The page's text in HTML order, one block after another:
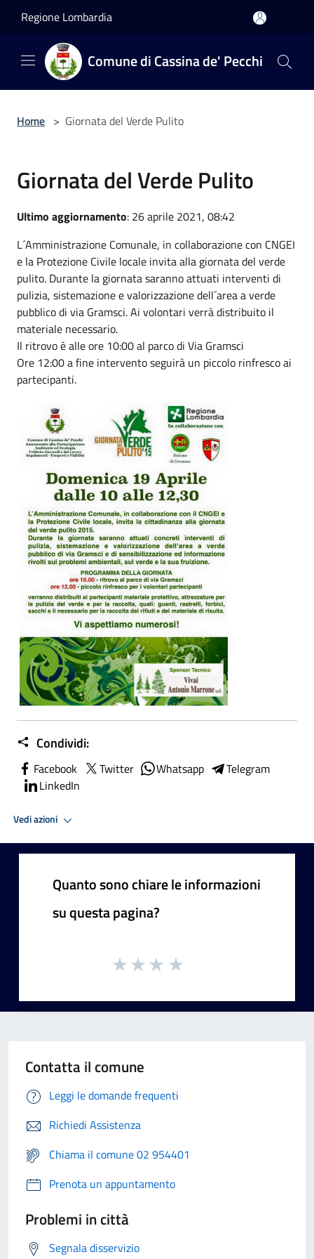
Regione Lombardia
Comune di Cassina de' Pecchi
Home > Giornata del Verde Pulito
Giornata del Verde Pulito
Ultimo aggiornamento: 26 aprile 2021, 08:42
L´Amministrazione Comunale, in collaborazione con CNGEI
e la Protezione Civile locale invita alla giornata del verde
pulito. Durante la giornata saranno attuati interventi di
pulizia, sistemazione e valorizzazione dell´area a verde
pubblico di via Gramsci. Ai volontari verrà distribuito il
materiale necessario.
Il ritrovo è alle ore 10:00 al parco di Via Gramsci
Ore 12:00 a fine intervento seguirà un piccolo rinfresco ai
partecipanti.
Condividi:
Facebook Twitter Whatsapp
Telegram
LinkedIn
Vedi azioni
Quanto sono chiare le informazioni
su questa pagina?
Contatta il comune
Leggi le domande frequenti
Richiedi Assistenza
Chiama il comune 02 954401
Prenota un appuntamento
Problemi in città
Segnala disservizio